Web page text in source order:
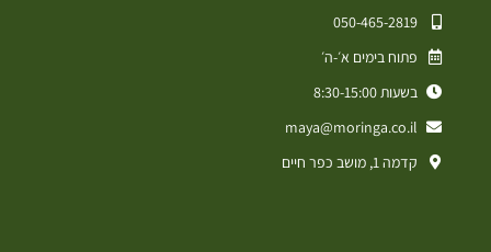
050-465-2819⁩
פתוח בימים א׳-ה׳
בשעות 8:30-15:00
maya@moringa.co.il
קדמה 1, מושב כפר חיים